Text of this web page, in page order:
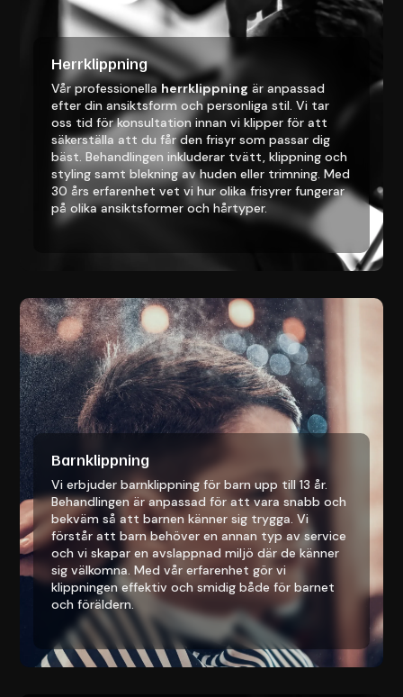
Herrklippning
Vår professionella herrklippning är anpassad
efter din ansiktsform och personliga stil. Vi tar
oss tid för konsultation innan vi klipper för att
säkerställa att du får den frisyr som passar dig
bäst. Behandlingen inkluderar tvätt, klippning och
styling samt blekning av huden eller trimning. Med
30 års erfarenhet vet vi hur olika frisyrer fungerar
på olika ansiktsformer och hårtyper.
Barnklippning
Vi erbjuder barnklippning för barn upp till 13 år.
Behandlingen är anpassad för att vara snabb och
bekväm så att barnen känner sig trygga. Vi
förstår att barn behöver en annan typ av service
och vi skapar en avslappnad miljö där de känner
sig välkomna. Med vår erfarenhet gör vi
klippningen effektiv och smidig både för barnet
och föräldern.